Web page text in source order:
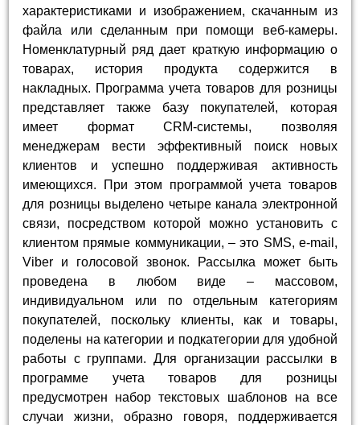
характеристиками и изображением, скачанным из
файла или сделанным при помощи веб-камеры.
Номенклатурный ряд дает краткую информацию о
товарах, история продукта содержится в
накладных. Программа учета товаров для розницы
представляет также базу покупателей, которая
имеет формат CRM-системы, позволяя
менеджерам вести эффективный поиск новых
клиентов и успешно поддерживая активность
имеющихся. При этом программой учета товаров
для розницы выделено четыре канала электронной
связи, посредством которой можно установить с
клиентом прямые коммуникации, – это SMS, e-mail,
Viber и голосовой звонок. Рассылка может быть
проведена в любом виде – массовом,
индивидуальном или по отдельным категориям
покупателей, поскольку клиенты, как и товары,
поделены на категории и подкатегории для удобной
работы с группами. Для организации рассылки в
программе учета товаров для розницы
предусмотрен набор текстовых шаблонов на все
случаи жизни, образно говоря, поддерживается